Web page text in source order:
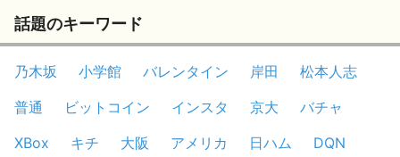
話題のキーワード
乃木坂 小学館 バレンタイン 岸田
松本人志
普通
ビットコイン インスタ 京大
バチャ
XBox
キチ 大阪 アメリカ 日ハム
DQN